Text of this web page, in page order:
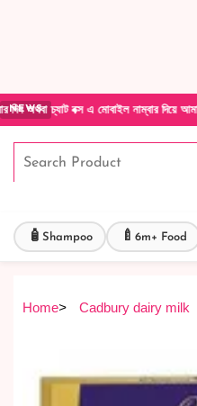
NEWSএ মোবাইল নাম্বার দিয়ে আমাদের
🧴 Shampoo 🍼 6m+ Food
Home> Cadbury dairy milk